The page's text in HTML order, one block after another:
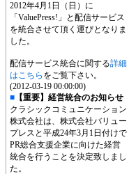
2012年4月1日（日）に
「ValuePress!」と配信サービス
を統合させて頂く運びとなりま
した。
配信サービス統合に関する詳細
はこちら をご覧下さい。
(2012-03-19 00:00:00)
■ 【重要】経営統合のお知らせ
クラシックコミュニケーション
株式会社は、株式会社バリュー
プレスと平成24年3月1日付けで
PR総合支援企業に向けた経営
統合を行うことを決定致しまし
た。